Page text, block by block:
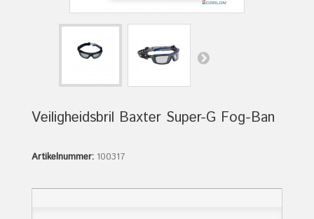
Veiligheidsbril Baxter Super-G Fog-Ban
Artikelnummer: 100317